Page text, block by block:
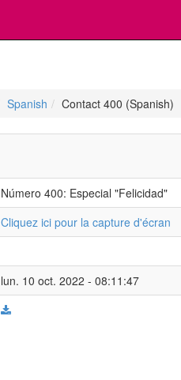
Spanish Contact 400 (Spanish)
Número 400: Especial "Felicidad"
Cliquez ici pour la capture d'écran
lun. 10 oct. 2022 - 08:11:47